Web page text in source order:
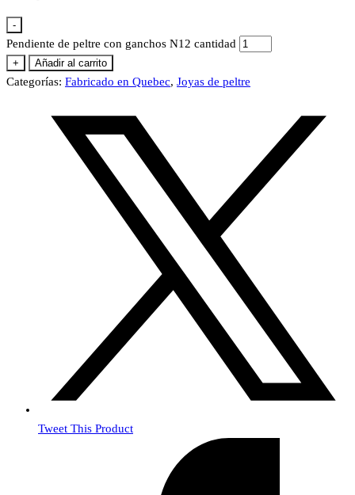
-
Pendiente de peltre con ganchos N12 cantidad
+ Añadir al carrito
Categorías: Fabricado en Quebec, Joyas de peltre
Tweet This Product